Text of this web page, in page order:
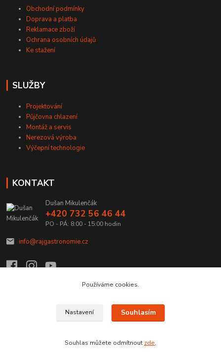
Obchodní podmínky
Doprava a platba
Reklamace zboží
Ochrana osobních údajů
Ke stažení
SLUŽBY
Projektování
Půjčovna chlazení
Montáž a servis
Nerezová výroba
Výčepní technologie
KONTAKT
Dušan Mikulenčák
+420 732 56 46 44
PO - PÁ: 8:00 - 15:00 hodin
info@rajgastronomie.cz
Upravit sběr cookies.
Copyright © 2026 Ráj Gastronomie.cz
Používáme cookies.
Nastavení Souhlasím
Souhlas můžete odmítnout zde.